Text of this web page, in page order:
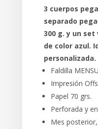
3 cuerpos
separado
300 g. y un
de color azul.
personalizada.
Faldilla
Impresión
Papel 70 grs.
Perforada y
Mes